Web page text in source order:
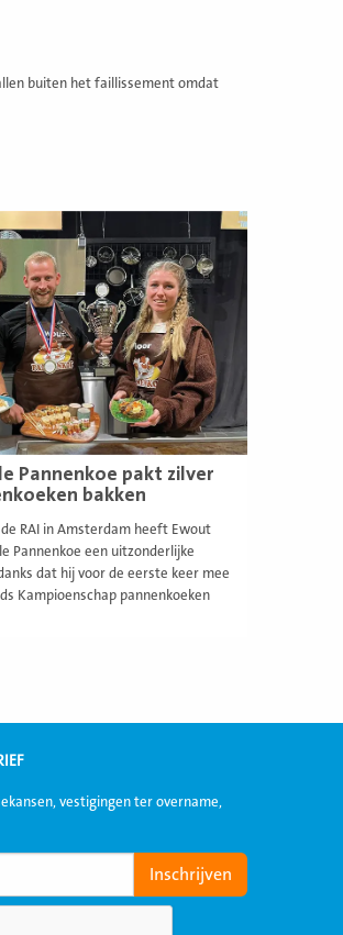
buiten het faillissement omdat
Pannenkoe pakt zilver
bakken
RAI in Amsterdam heeft Ewout
Pannenkoe een uitzonderlijke
dat hij voor de eerste keer mee
Kampioenschap pannenkoeken
vestigingen ter overname,